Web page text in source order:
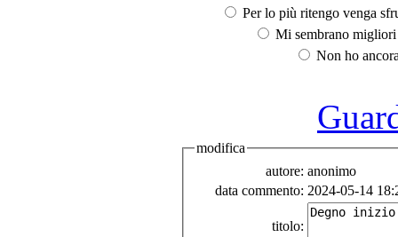
Per lo più ritengo venga
Mi sembrano
Non ho
modifica
autore: anonimo
data commento: 2024-05-14
titolo: